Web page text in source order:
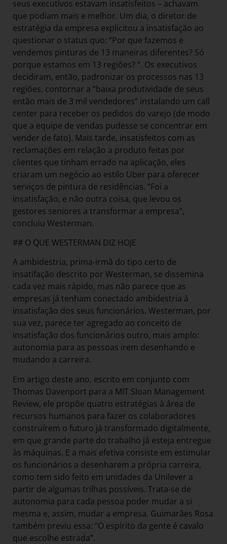
seus executivos estavam insatisfeitos – achavam
que podiam mais e melhor. Um dia, o diretor de
estratégia da empresa explicitou a insatisfação ao
questionar o status quo: “Por que fazemos e
vendemos pinturas de 13 maneiras diferentes? Só
porque estamos em 13 regiões? ”. Os executivos
decidiram, então, padronizar os processos nas 13
regiões, contornar a “baixa produtividade de seus
então mais de 3 mil vendedores” instalando um call
center para receber os pedidos do varejo (de modo
que a equipe de vendas pudesse se concentrar em
vender de fato). Mais tarde, insatisfeitos com as
reclamações em relação a produto feitas por
clientes que tinham errado na aplicação, eles
criaram um negócio ao estilo Uber para oferecer
serviços de pintura de residências. “Foi a
insatisfação, e não outra coisa, que levou os
gestores seniores a transformar a empresa”,
concluiu Westerman.
## O QUE WESTERMAN DIZ HOJE
A ambidestria, prima-irmã do tipo certo de
insatifação descrito por Westerman, se dissemina
cada vez mais rápido, mas não parece que as
empresas já tenham conectado ambidestria à
insatisfação dos seus funcionários. Westerman, por
sua vez, parece ter agregado ao conceito de
insatisfação dos funcionários outro, mais amplo:
autonomia para as pessoas irem desenhando e
mudando a carreira.
Em artigo deste ano, escrito em conjunto com
Thomas Davenport para a MIT Sloan Management
Review, ele propõe quatro estratégias à área de
recursos humanos para fazer os colaboradores
construírem o futuro já transformado digitalmente,
em que grande parte do trabalho já esteja entregue
às máquinas. E a mais efetiva consiste em estimular
os funcionários a desenharem a própria carreira,
como tem sido feito em unidades da Unilever a
partir de algumas trilhas possíveis. Trata-se de
autonomia para cada pessoa poder mudar a si
mesma e, assim, mudar a empresa. Guimarães Rosa
também previu essa: “O espírito da gente é cavalo
que escolhe estrada”.